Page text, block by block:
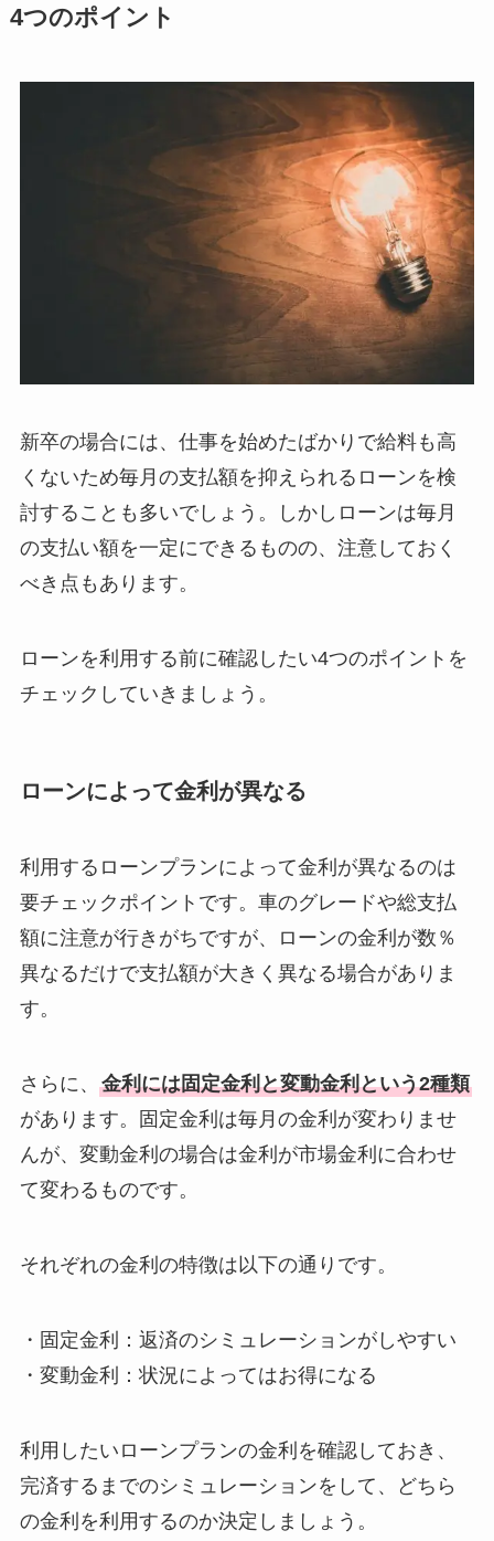
4つのポイント
新卒の場合には、仕事を始めたばかりで給料も高
くないため毎月の支払額を抑えられるローンを検
討することも多いでしょう。しかしローンは毎月
の支払い額を一定にできるものの、注意しておく
べき点もあります。
ローンを利用する前に確認したい4つのポイントを
チェックしていきましょう。
ローンによって金利が異なる
利用するローンプランによって金利が異なるのは
要チェックポイントです。車のグレードや総支払
額に注意が行きがちですが、ローンの金利が数％
異なるだけで支払額が大きく異なる場合がありま
す。
さらに、 金利には固定金利と変動金利という2種類
があります。固定金利は毎月の金利が変わりませ
んが、変動金利の場合は金利が市場金利に合わせ
て変わるものです。
それぞれの金利の特徴は以下の通りです。
・固定金利：返済のシミュレーションがしやすい
・変動金利：状況によってはお得になる
利用したいローンプランの金利を確認しておき、
完済するまでのシミュレーションをして、どちら
の金利を利用するのか決定しましょう。